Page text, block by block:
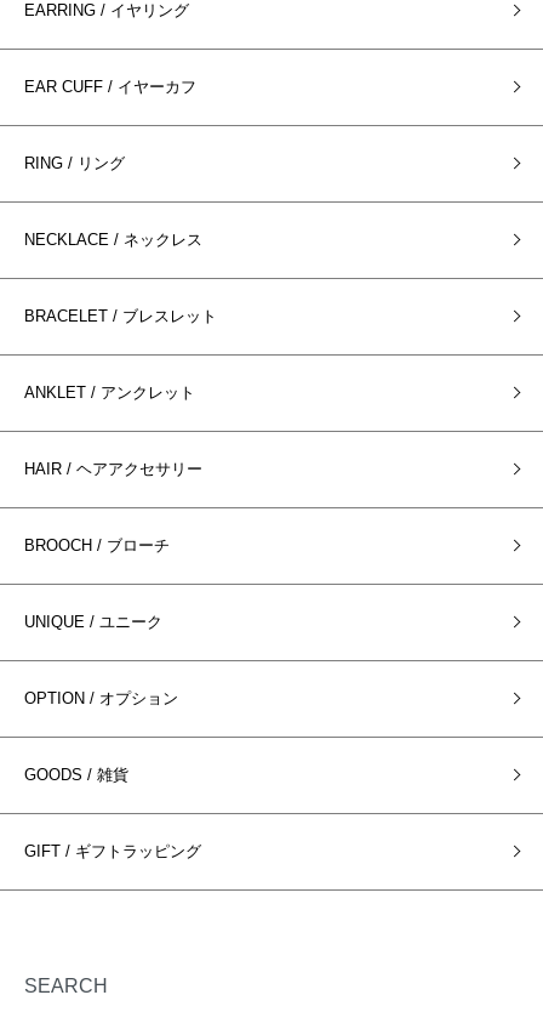
EARRING / イヤリング
EAR CUFF / イヤーカフ
RING / リング
NECKLACE / ネックレス
BRACELET / ブレスレット
ANKLET / アンクレット
HAIR / ヘアアクセサリー
BROOCH / ブローチ
UNIQUE / ユニーク
OPTION / オプション
GOODS / 雑貨
GIFT / ギフトラッピング
SEARCH